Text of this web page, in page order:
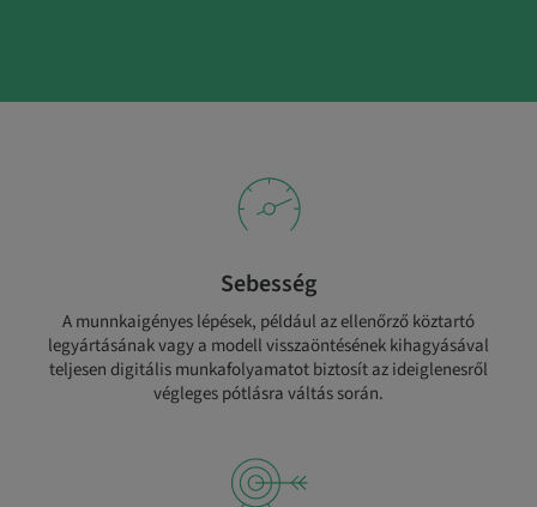
Sebesség
A munnkaigényes lépések, például az ellenőrző köztartó
legyártásának vagy a modell visszaöntésének kihagyásával
teljesen digitális munkafolyamatot biztosít az ideiglenesről
végleges pótlásra váltás során.